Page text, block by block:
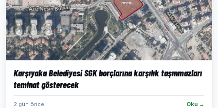
Karşıyaka Belediyesi SGK borçlarına karşılık taşınmazları
teminat gösterecek
2 gün önce Oku →